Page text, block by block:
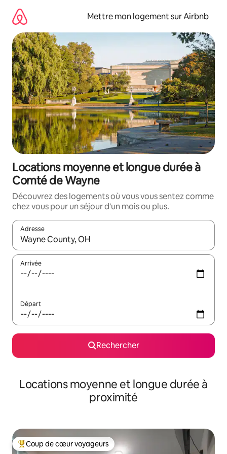
directement
contenu
Mettre mon logement sur Airbnb
Locations moyenne et longue durée à
Comté de Wayne
Découvrez des logements où vous vous sentez comme
chez vous pour un séjour d'un mois ou plus.
Adresse
Lorsque les résultats s'affichent, utilisez les flèches vers le
Arrivée
Départ
Rechercher
Locations moyenne et longue durée à
proximité
Coups de cœur voyageurs les plus appréciés
Coup de cœur voyageurs